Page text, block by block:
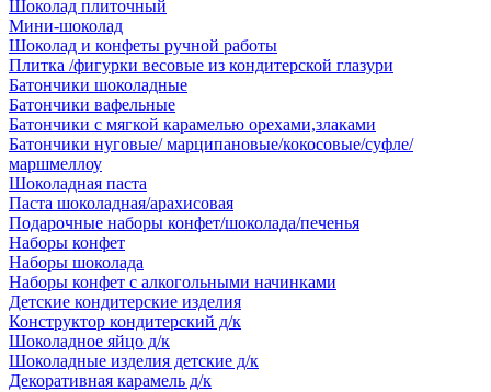
Шоколад плиточный
Мини-шоколад
Шоколад и конфеты ручной работы
Плитка /фигурки весовые из кондитерской глазури
Батончики шоколадные
Батончики вафельные
Батончики с мягкой карамелью орехами,злаками
Батончики нуговые/ марципановые/кокосовые/суфле/
маршмеллоу
Шоколадная паста
Паста шоколадная/арахисовая
Подарочные наборы конфет/шоколада/печенья
Наборы конфет
Наборы шоколада
Наборы конфет с алкогольными начинками
Детские кондитерские изделия
Конструктор кондитерский д/к
Шоколадное яйцо д/к
Шоколадные изделия детские д/к
Декоративная карамель д/к